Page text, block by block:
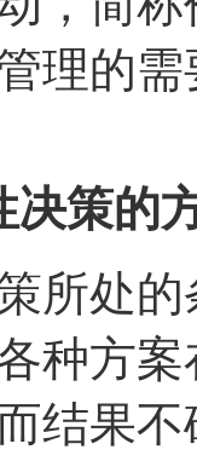
理的
决策的
处的
种方
结果